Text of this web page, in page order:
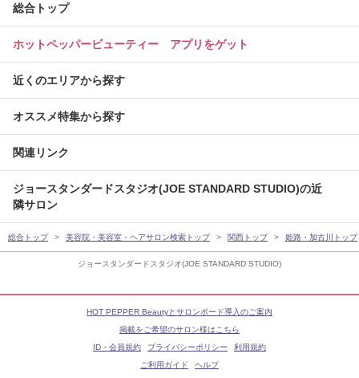
ジョースタンダードスタジオ(JOE STANDARD STUDIO)
総合トップ
ホットペッパービューティー アプリをゲット
近くのエリアから探す
オススメ特集から探す
関連リンク
ジョースタンダードスタジオ(JOE STANDARD STUDIO)の近
隣サロン
総合トップ 美容院・美容室・ヘアサロン検索トップ 関西トップ 姫路・加古川トップ
HOT PEPPER Beautyとサロンボード導入のご案内
掲載をご希望のサロン様はこちら
ID・会員規約
プライバシーポリシー
利用規約
ご利用ガイド
ヘルプ